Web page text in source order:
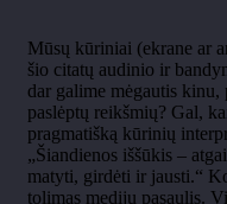
Mūsų kūriniai (ekrane ar
šio citatų audinio ir
dar galime mėgautis kinu,
paslėptų reikšmių? Gal,
pragmatišką kūrinių
„Šiandienos iššūkis –
matyti, girdėti ir jausti.“
tolimas medijų pasaulis.